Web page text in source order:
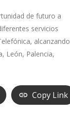
de futuro a
servicios
alcanzando
León, Palencia,
Copy Link